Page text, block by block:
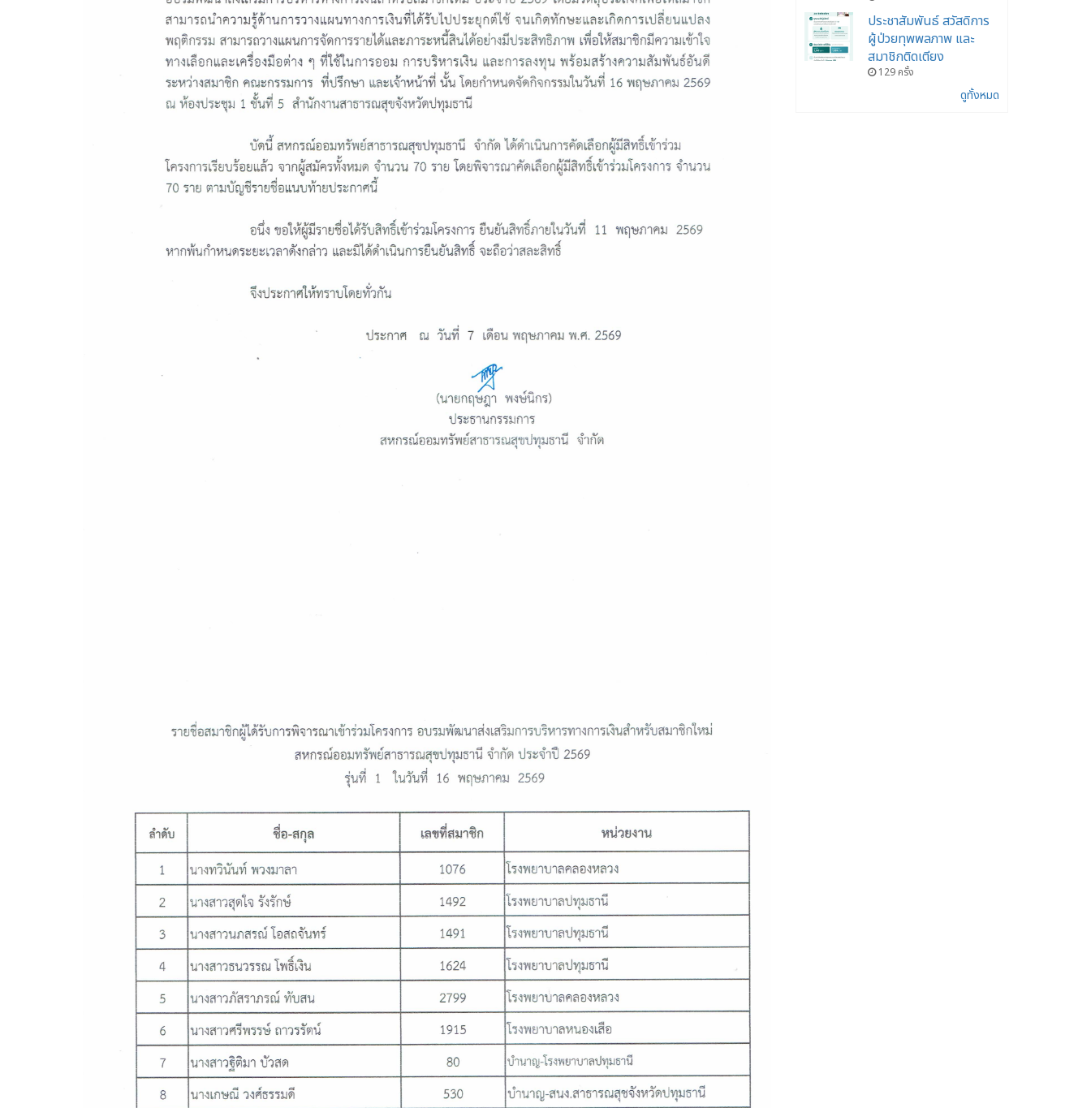
ประชาสัมพันธ์ สวัสดิการ
ผู้ป่วยทุพพลภาพ และ
สมาชิกติดเตียง
129 ครั้ง
ดูทั้งหมด